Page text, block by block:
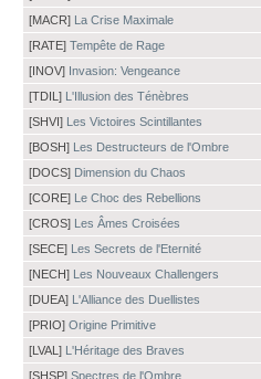
[MACR] La Crise Maximale
[RATE] Tempête de Rage
[INOV] Invasion: Vengeance
[TDIL] L'Illusion des Ténèbres
[SHVI] Les Victoires Scintillantes
[BOSH] Les Destructeurs de l'Ombre
[DOCS] Dimension du Chaos
[CORE] Le Choc des Rebellions
[CROS] Les Âmes Croisées
[SECE] Les Secrets de l'Eternité
[NECH] Les Nouveaux Challengers
[DUEA] L'Alliance des Duellistes
[PRIO] Origine Primitive
[LVAL] L'Héritage des Braves
[SHSP] Spectres de l'Ombre